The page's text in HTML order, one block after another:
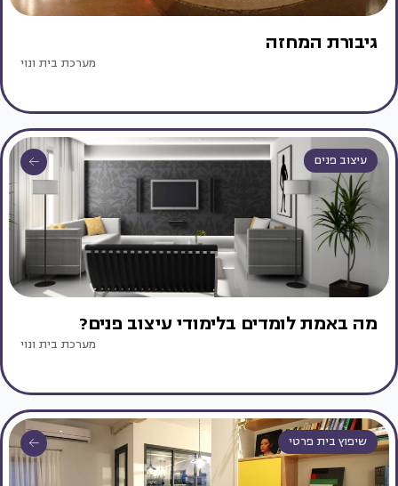
גיבורת המחזה
מערכת בית ונוי
עיצוב פנים
מה באמת לומדים בלימודי עיצוב פנים?
מערכת בית ונוי
שיפוץ בית פרטי